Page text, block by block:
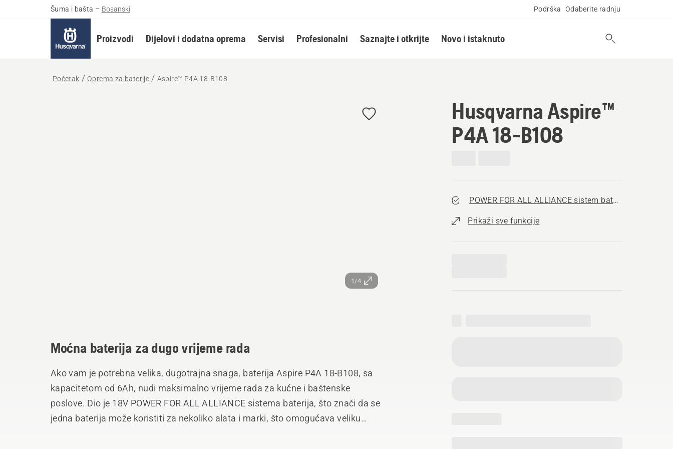
Šuma i bašta – Bosanski Podrška Odaberite radnju
Proizvodi Dijelovi i dodatna oprema Servisi Profesionalni Saznajte i otkrijte Novo i istaknuto
Početak Oprema za baterije Aspire™ P4A 18-B108
1/4
Husqvarna Aspire™
P4A 18-B108
POWER FOR ALL ALLIANCE sistem baterija
Prikaži sve funkcije
Moćna baterija za dugo vrijeme rada
Ako vam je potrebna velika, dugotrajna snaga, baterija Aspire P4A 18-B108, sa
kapacitetom od 6Ah, nudi maksimalno vrijeme rada za kućne i baštenske
poslove. Dio je 18V POWER FOR ALL ALLIANCE sistema baterija, što znači da se
jedna baterija može koristiti za nekoliko alata i marki, što omogućava veliku